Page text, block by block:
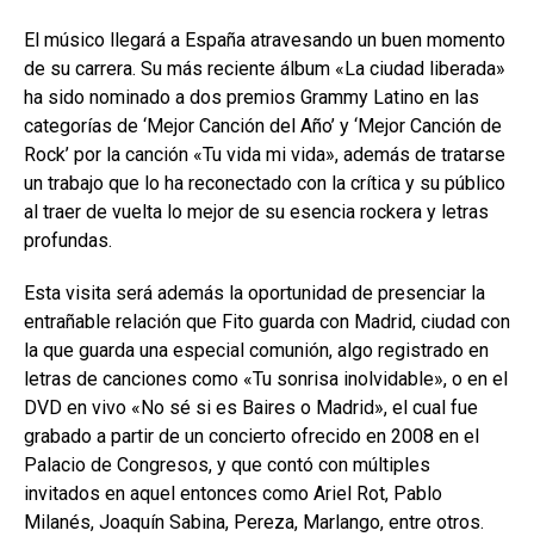
El músico llegará a España atravesando un buen momento
de su carrera. Su más reciente álbum «La ciudad liberada»
ha sido nominado a dos premios Grammy Latino en las
categorías de ‘Mejor Canción del Año’ y ‘Mejor Canción de
Rock’ por la canción «Tu vida mi vida», además de tratarse
un trabajo que lo ha reconectado con la crítica y su público
al traer de vuelta lo mejor de su esencia rockera y letras
profundas.
Esta visita será además la oportunidad de presenciar la
entrañable relación que Fito guarda con Madrid, ciudad con
la que guarda una especial comunión, algo registrado en
letras de canciones como «Tu sonrisa inolvidable», o en el
DVD en vivo «No sé si es Baires o Madrid», el cual fue
grabado a partir de un concierto ofrecido en 2008 en el
Palacio de Congresos, y que contó con múltiples
invitados en aquel entonces como Ariel Rot, Pablo
Milanés, Joaquín Sabina, Pereza, Marlango, entre otros.